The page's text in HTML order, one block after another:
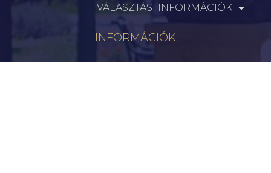
VÁLASZTÁSI INFORMÁCIÓK
INFORMÁCIÓK